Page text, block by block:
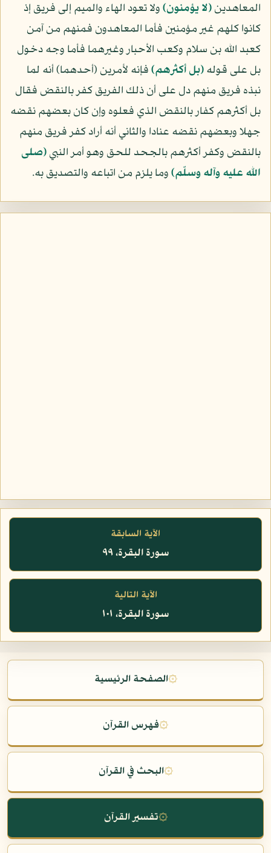
المعاهدين﴿لا يؤمنون﴾ولا تعود الهاء والميم إلى فريق إذ
كانوا كلهم غير مؤمنين فأما المعاهدون فمنهم من آمن
كعبد الله بن سلام وكعب الأحبار وغيرهما فأما وجه دخول
بل على قوله﴿بل أكثرهم﴾فإنه لأمرين (أحدهما) أنه لما
نبذه فريق منهم دل على أن ذلك الفريق كفر بالنقض فقال
بل أكثرهم كفار بالنقض الذي فعلوه وإن كان بعضهم نقضه
جهلا وبعضهم نقضه عنادا والثاني أنه أراد كفر فريق منهم
بالنقض وكفر أكثرهم بالجحد للحق وهو أمر النبي(صلى
الله عليه وآله وسلّم)وما يلزم من اتباعه والتصديق به.
الآية السابقة
سورة البقرة، ٩٩
الآية التالية
سورة البقرة، ١٠١
۞الصفحة الرئيسية
۞فهرس القرآن
۞البحث في القرآن
۞تفسير القرآن